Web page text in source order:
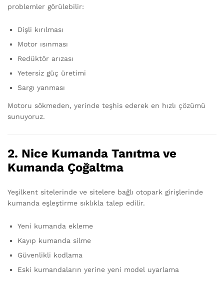
problemler görülebilir:
Dişli kırılması
Motor ısınması
Redüktör arızası
Yetersiz güç üretimi
Sargı yanması
Motoru sökmeden, yerinde teşhis ederek en hızlı çözümü
sunuyoruz.
2. Nice Kumanda Tanıtma ve
Kumanda Çoğaltma
Yeşilkent sitelerinde ve sitelere bağlı otopark girişlerinde
kumanda eşleştirme sıklıkla talep edilir.
Yeni kumanda ekleme
Kayıp kumanda silme
Güvenlikli kodlama
Eski kumandaların yerine yeni model uyarlama